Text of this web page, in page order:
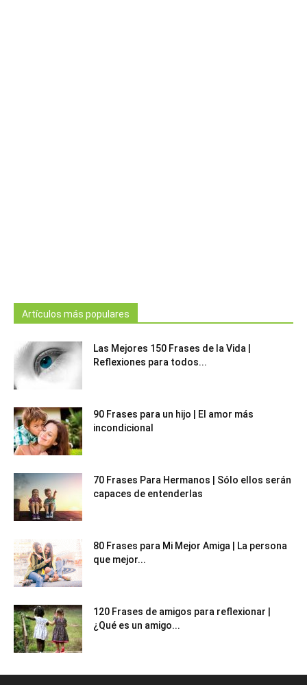
Artículos más populares
Las Mejores 150 Frases de la Vida |
Reflexiones para todos...
90 Frases para un hijo | El amor más
incondicional
70 Frases Para Hermanos | Sólo ellos serán
capaces de entenderlas
80 Frases para Mi Mejor Amiga | La persona
que mejor...
120 Frases de amigos para reflexionar |
¿Qué es un amigo...